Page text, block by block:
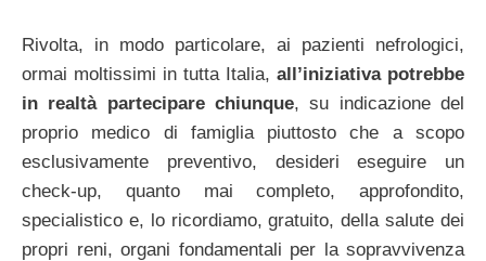
Rivolta, in modo particolare, ai pazienti nefrologici,
ormai moltissimi in tutta Italia, all’iniziativa potrebbe
in realtà partecipare chiunque, su indicazione del
proprio medico di famiglia piuttosto che a scopo
esclusivamente preventivo, desideri eseguire un
check-up, quanto mai completo, approfondito,
specialistico e, lo ricordiamo, gratuito, della salute dei
propri reni, organi fondamentali per la sopravvivenza